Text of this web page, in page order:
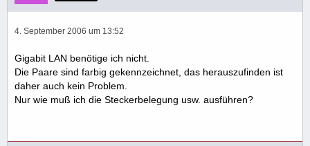
4. September 2006 um 13:52
Gigabit LAN benötige ich nicht.
Die Paare sind farbig gekennzeichnet, das herauszufinden ist
daher auch kein Problem.
Nur wie muß ich die Steckerbelegung usw. ausführen?